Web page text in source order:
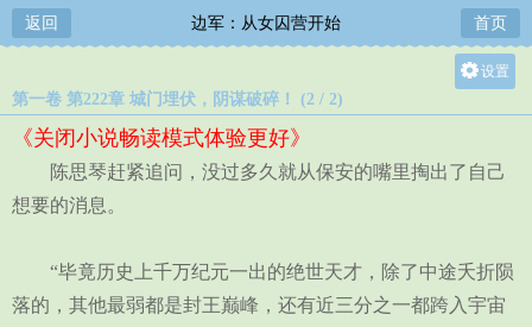
返回 边军：从女囚营开始 首页
设置
中
第一卷 第222章 城门埋伏，阴谋破碎！ (2 / 2)
《关闭小说畅读模式体验更好》
陈思琴赶紧追问，没过多久就从保安的嘴里掏出了自己
想要的消息。
“毕竟历史上千万纪元一出的绝世天才，除了中途夭折陨
落的，其他最弱都是封王巅峰，还有近三分之一都跨入宇宙